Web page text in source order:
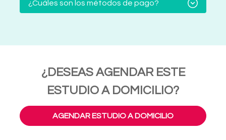
¿Cuáles son los métodos de pago?
¿DESEAS AGENDAR ESTE
ESTUDIO A DOMICILIO?
AGENDAR ESTUDIO A DOMICILIO